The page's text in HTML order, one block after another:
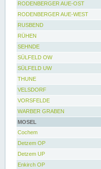
RODENBERGER AUE-OST
RODENBERGER AUE-WEST
RUSBEND
RÜHEN
SEHNDE
SÜLFELD OW
SÜLFELD UW
THUNE
VELSDORF
VORSFELDE
WARBER GRABEN
MOSEL
Cochem
Detzem OP
Detzem UP
Enkirch OP